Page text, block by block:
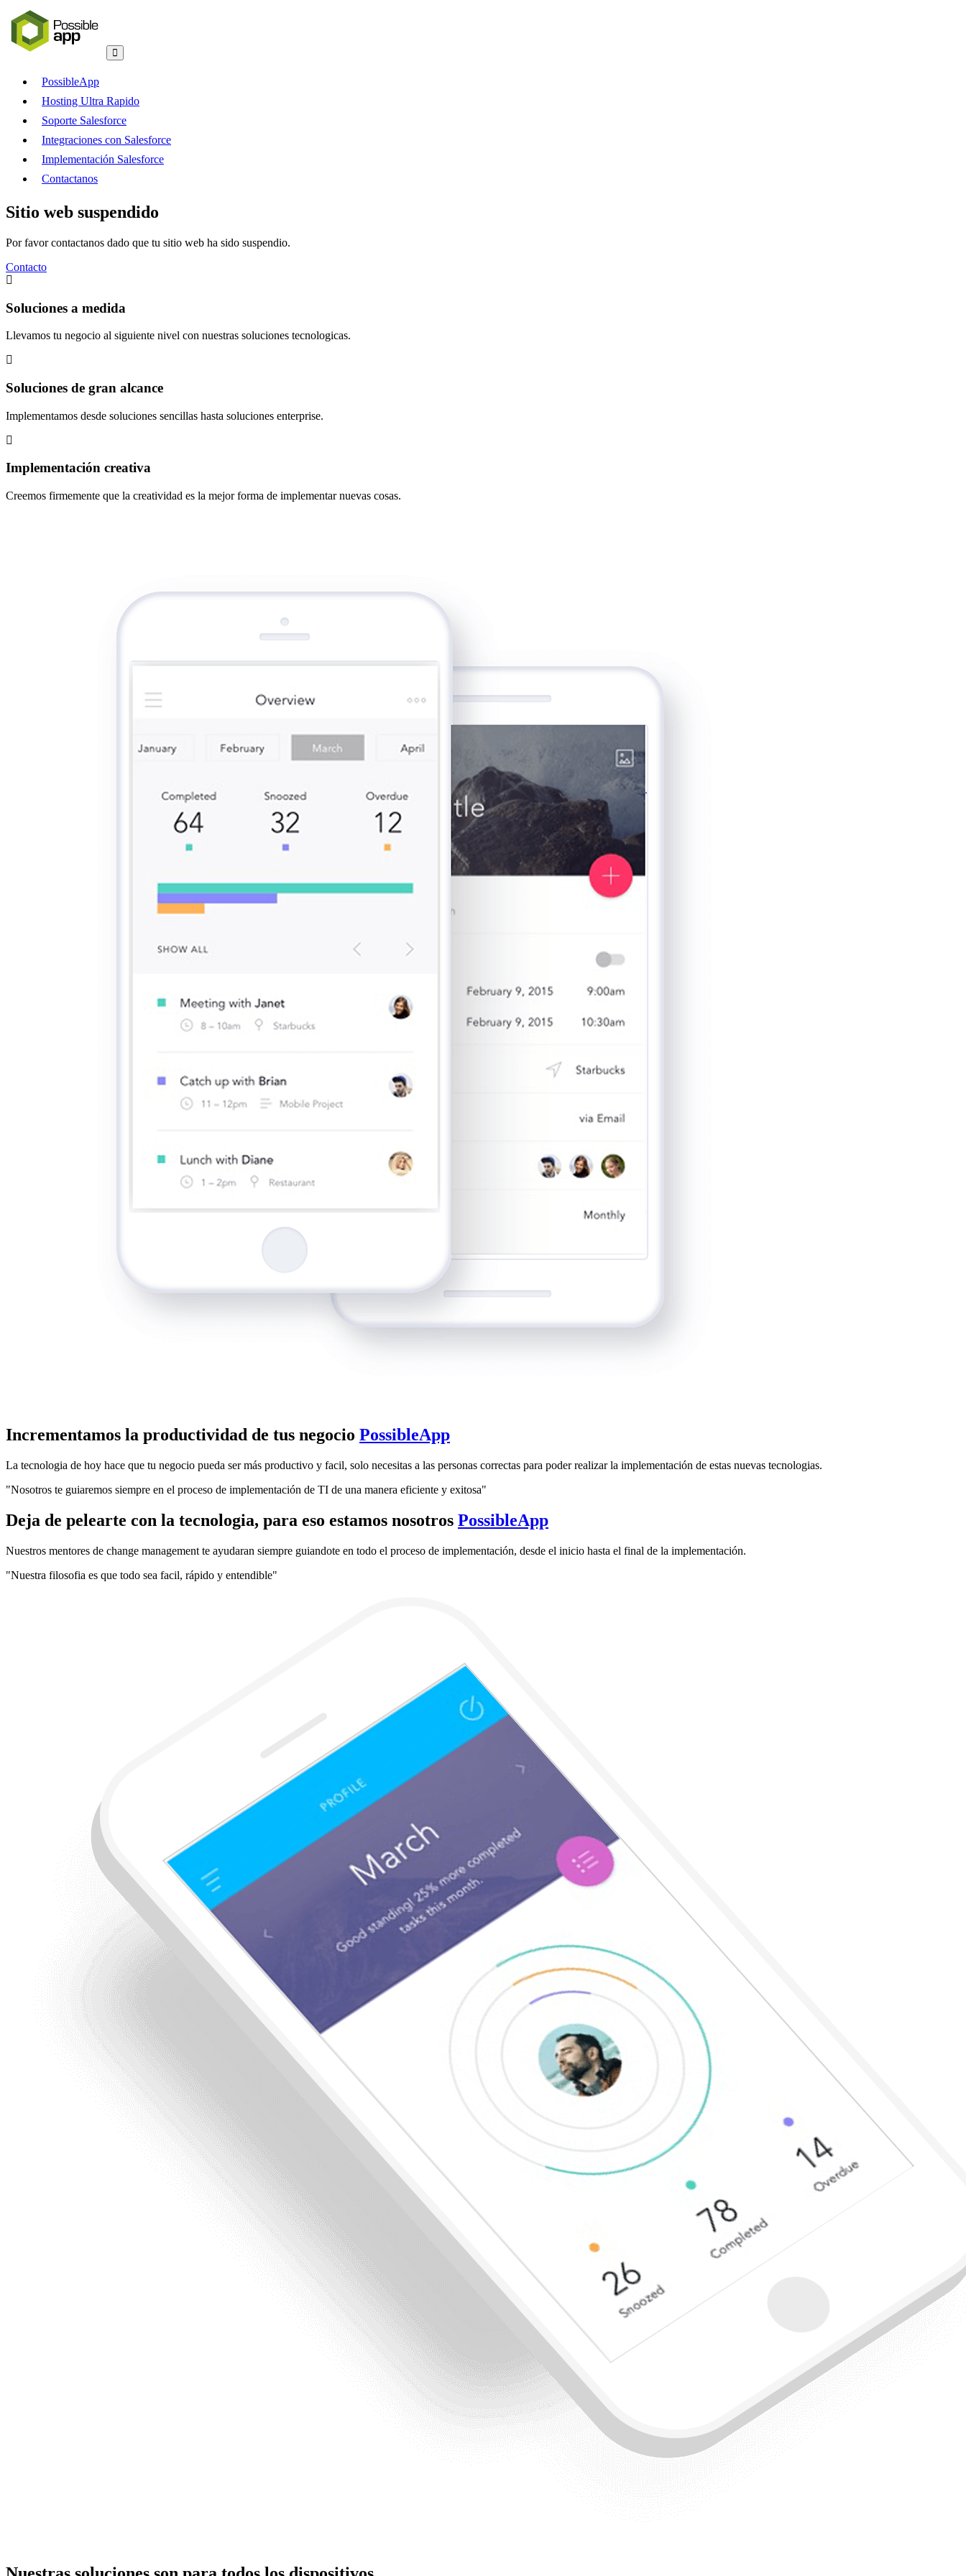
PossibleApp
Hosting Ultra Rapido
Soporte Salesforce
Integraciones con Salesforce
Implementación Salesforce
Contactanos
Sitio web suspendido
Por favor contactanos dado que tu sitio web ha sido suspendio.
Contacto
Soluciones a medida
Llevamos tu negocio al siguiente nivel con nuestras soluciones tecnologicas.
Soluciones de gran alcance
Implementamos desde soluciones sencillas hasta soluciones enterprise.
Implementación creativa
Creemos firmemente que la creatividad es la mejor forma de implementar nuevas cosas.
Incrementamos la productividad de tus negocio PossibleApp
La tecnologia de hoy hace que tu negocio pueda ser más productivo y facil, solo necesitas a las personas correctas para poder realizar la implementación de estas nuevas tecnologias.
"Nosotros te guiaremos siempre en el proceso de implementación de TI de una manera eficiente y exitosa"
Deja de pelearte con la tecnologia, para eso estamos nosotros PossibleApp
Nuestros mentores de change management te ayudaran siempre guiandote en todo el proceso de implementación, desde el inicio hasta el final de la implementación.
"Nuestra filosofia es que todo sea facil, rápido y entendible"